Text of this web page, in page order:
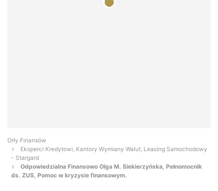
Orły Finansów
Eksperci Kredytowi, Kantory Wymiany Walut, Leasing Samochodowy
- Stargard
Odpowiedzialna Finansowo Olga M. Siekierzyńska, Pełnomocnik
ds. ZUS, Pomoc w kryzysie finansowym.